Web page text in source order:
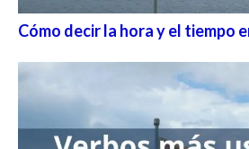
Cómo decir la hora y el tiempo